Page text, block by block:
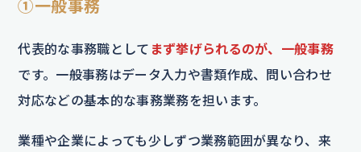
①一般事務
代表的な事務職として まず挙げられるのが、一般事務
です。一般事務はデータ入力や書類作成、問い合わせ
対応などの基本的な事務業務を担います。
業種や企業によっても少しずつ業務範囲が異なり、来